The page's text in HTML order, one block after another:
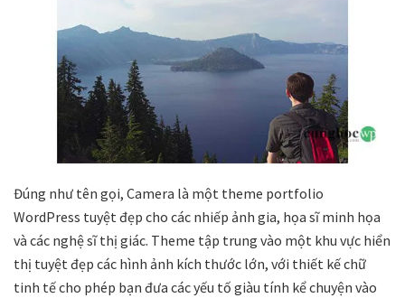
Đúng như tên gọi, Camera là một theme portfolio
WordPress tuyệt đẹp cho các nhiếp ảnh gia, họa sĩ minh họa
và các nghệ sĩ thị giác. Theme tập trung vào một khu vực hiển
thị tuyệt đẹp các hình ảnh kích thước lớn, với thiết kế chữ
tinh tế cho phép bạn đưa các yếu tố giàu tính kể chuyện vào